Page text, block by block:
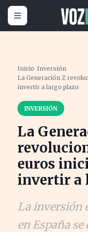
Inicio ›Inversión›
La Generación Z
invertir a largo plazo
INVERSIÓN
La
euros
invertir a
La inversión
en España